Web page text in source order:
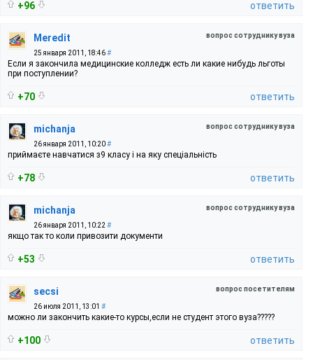
+96 ответить
вопрос сотруднику вуза
Meredit
25 января 2011, 18:46#
Если я закончила медицинские колледж есть ли какие нибудь льготы
при поступлении?
+70 ответить
вопрос сотруднику вуза
michanja
26 января 2011, 10:20#
приймаєте навчатися з9 класу і на яку спеціальність
+78 ответить
вопрос сотруднику вуза
michanja
26 января 2011, 10:22 #
якщо так то коли привозити документи
+53 ответить
вопрос посетителям
secsi
26 июля 2011, 13:01 #
можно ли закончить какие-то курсы,если не студент этого вуза?????
+100 ответить